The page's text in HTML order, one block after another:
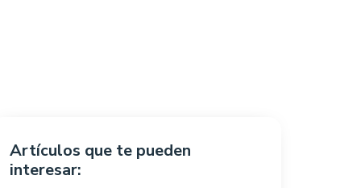
Artículos que te pueden
interesar: